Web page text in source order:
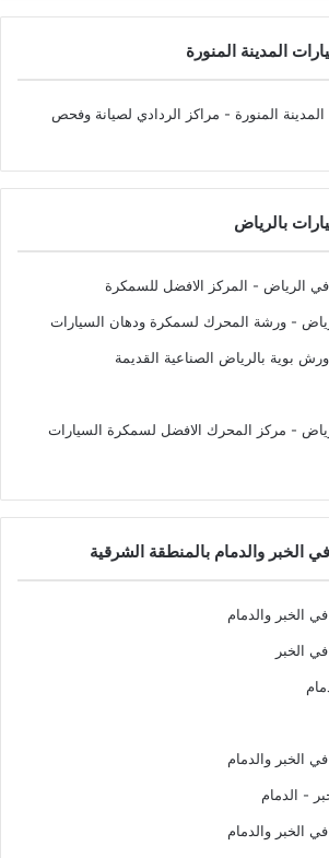
المدينة المنورة
المنورة - مراكز الردادي لصيانة وفحص
بالرياض
الرياض - المركز الافضل للسمكرة
- ورشة المحرك لسمكرة ودهان السيارات
بوية بالرياض الصناعية القديمة
- مركز المحرك الافضل لسمكرة السيارات
والدمام بالمنطقة الشرقية
الخبر والدمام
الخبر
الخبر والدمام
- الدمام
الخبر والدمام